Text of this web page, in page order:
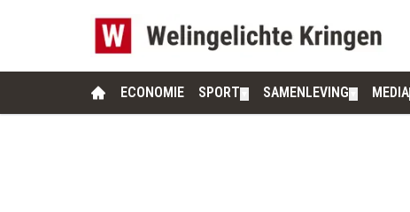
ECONOMIE SPORT SAMENLEVING MEDIA